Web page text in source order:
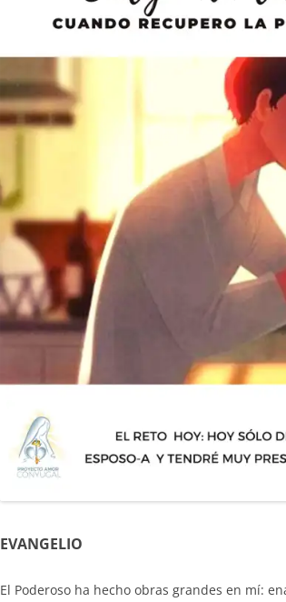
EVANGELIO
El Poderoso ha hecho obras grandes en mí: